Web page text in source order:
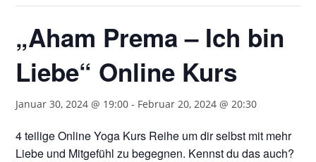
„Aham Prema – Ich bin
Liebe“ Online Kurs
Januar 30, 2024 @ 19:00 - Februar 20, 2024 @ 20:30
4 teilige Online Yoga Kurs Reihe um dir selbst mit mehr
Liebe und Mitgefühl zu begegnen. Kennst du das auch?